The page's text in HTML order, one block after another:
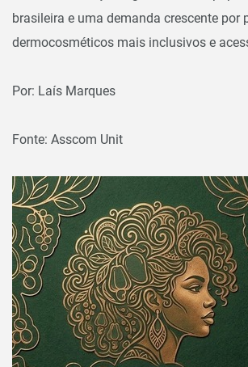
brasileira e uma demanda crescente por
dermocosméticos mais inclusivos e
Por: Laís Marques
Fonte: Asscom Unit